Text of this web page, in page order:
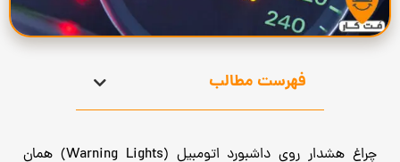
فهرست مطالب
چراغ هشدار روی داشبورد اتومبیل (Warning Lights) همان